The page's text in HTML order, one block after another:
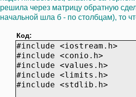
cout<<"\n";
}
}
решила через матрицу обратную
начальной шла б - по столбцам), то
Код:
#include <iostream.h>
#include <conio.h>
#include <values.h>
#include <limits.h>
#include <stdlib.h>